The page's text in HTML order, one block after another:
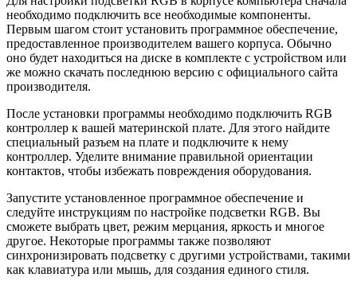
необходимо подключить все необходимые компоненты.
Первым шагом стоит установить программное обеспечение,
предоставленное производителем вашего корпуса. Обычно
оно будет находиться на диске в комплекте с устройством или
же можно скачать последнюю версию с официального сайта
производителя.
После установки программы необходимо подключить RGB
контроллер к вашей материнской плате. Для этого найдите
специальный разъем на плате и подключите к нему
контроллер. Уделите внимание правильной ориентации
контактов, чтобы избежать повреждения оборудования.
Запустите установленное программное обеспечение и
следуйте инструкциям по настройке подсветки RGB. Вы
сможете выбрать цвет, режим мерцания, яркость и многое
другое. Некоторые программы также позволяют
синхронизировать подсветку с другими устройствами, такими
как клавиатура или мышь, для создания единого стиля.